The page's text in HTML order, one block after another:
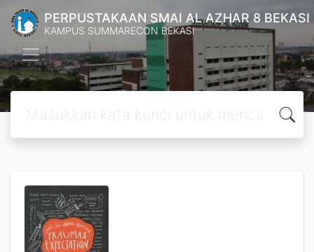
PERPUSTAKAAN SMAI AL AZHAR 8 BEKASI
KAMPUS SUMMARECON BEKASI